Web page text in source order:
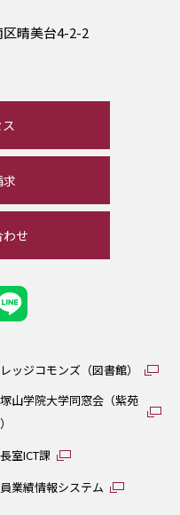
区晴美台4-2-2
求
わせ
ッジコモンズ（図書館）
山学院大学同窓会（紫苑
室ICT課
業績情報システム